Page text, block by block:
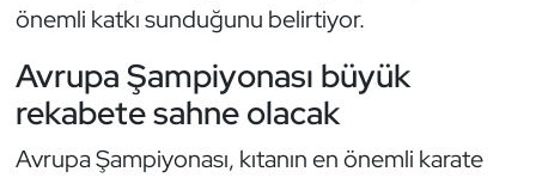
önemli katkı sunduğunu belirtiyor.
Avrupa Şampiyonası büyük
rekabete sahne olacak
Avrupa Şampiyonası, kıtanın en önemli karate
Karate
Kayak
Kempo